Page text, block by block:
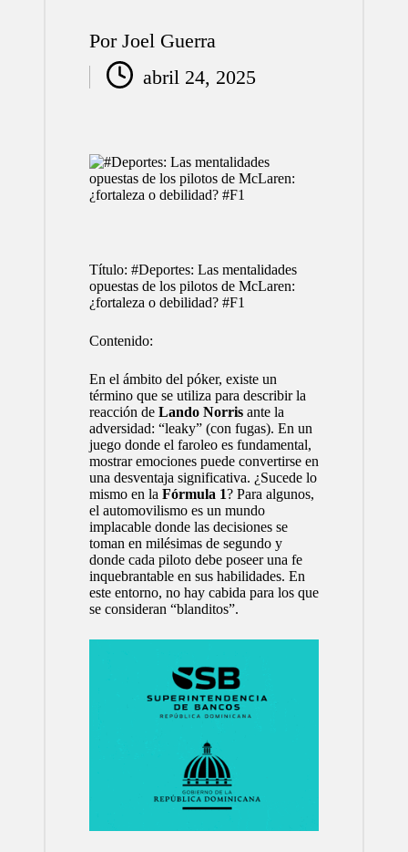
Publicado
por
Por Joel Guerra
abril 24, 2025
Título: #Deportes: Las mentalidades
opuestas de los pilotos de McLaren:
¿fortaleza o debilidad? #F1
Contenido:
En el ámbito del póker, existe un
término que se utiliza para describir la
reacción de Lando Norrisante la
adversidad: “leaky” (con fugas). En un
juego donde el faroleo es fundamental,
mostrar emociones puede convertirse en
una desventaja significativa. ¿Sucede lo
mismo en la Fórmula 1? Para algunos,
el automovilismo es un mundo
implacable donde las decisiones se
toman en milésimas de segundo y
donde cada piloto debe poseer una fe
inquebrantable en sus habilidades. En
este entorno, no hay cabida para los que
se consideran “blanditos”.